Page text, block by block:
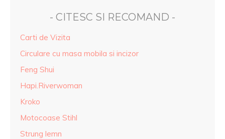
- CITESC SI RECOMAND -
Carti de Vizita
Circulare cu masa mobila si incizor
Feng Shui
Hapi.Riverwoman
Kroko
Motocoase Stihl
Strung lemn